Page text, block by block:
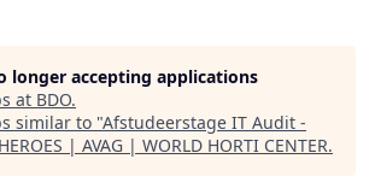
longer accepting applications
at BDO.
similar to "Afstudeerstage IT Audit -
| AVAG | WORLD HORTI CENTER.